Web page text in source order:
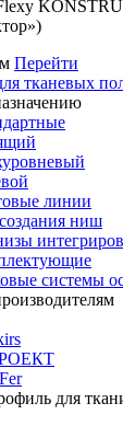
Перейти
тканевых
линии
ниш
системы